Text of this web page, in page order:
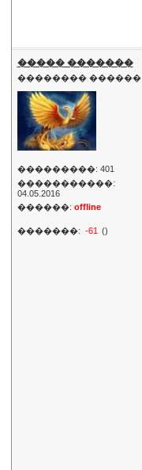
����� �������
�������� ������
���������: 401
�����������:
04.05.2016
������: offline
�������: -61 ()